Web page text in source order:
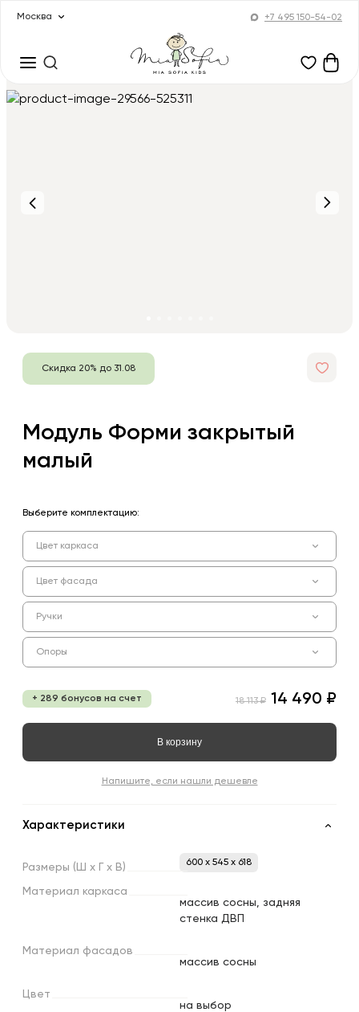
Москва +7 495 150-54-02
Скидка 20% до 31.08
Модуль Форми закрытый
малый
Выберите комплектацию:
Цвет каркаса
Цвет фасада
Ручки
Опоры
+ 289 бонусов на счет 18 113 ₽ 14 490 ₽
В корзину
Напишите, если нашли дешевле
Характеристики
Размеры (Ш х х В) 600 x 545 x 618
Материал каркаса
массив сосны, задняя
стенка ДВП
Материал фасадов
массив сосны
Цвет
на выбор